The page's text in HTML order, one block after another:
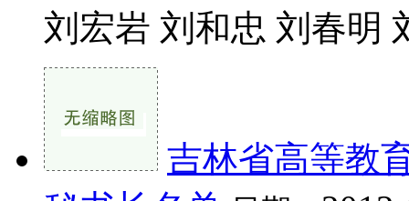
刘宏岩 刘和忠 刘春明
吉林省高等教